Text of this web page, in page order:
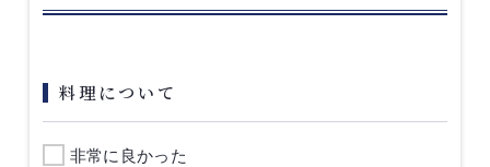
料理について
非常に良かった